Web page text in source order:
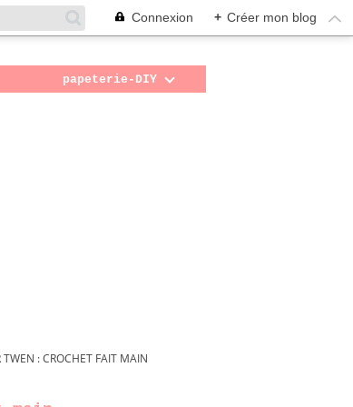
Connexion + Créer mon blog
papeterie-DIY
: CROCHET FAIT MAIN